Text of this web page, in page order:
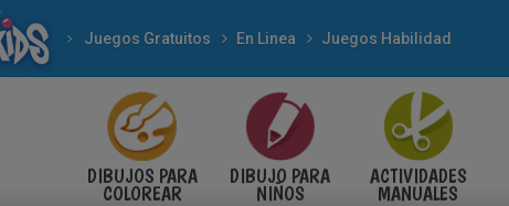
Juegos Gratuitos En Linea Juegos Habilidad
DIBUJOS PARA
COLOREAR
DIBUJO PARA
NIÑOS
ACTIVIDADES
MANUALES